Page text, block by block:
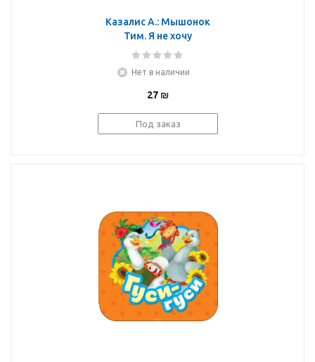
Казалис А.: Мышонок
Тим. Я не хочу
проигрывать!
Нет в наличии
27 ₪
Под заказ